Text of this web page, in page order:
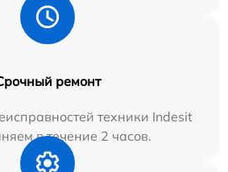
ремонт
техники Indesit
в течение 2 часов.